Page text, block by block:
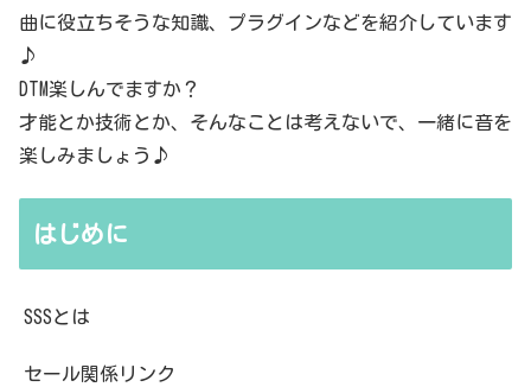
曲に役立ちそうな知識、プラグインなどを紹介しています
♪
DTM楽しんでますか？
才能とか技術とか、そんなことは考えないで、一緒に音を
楽しみましょう♪
はじめに
SSSとは
セール関係リンク